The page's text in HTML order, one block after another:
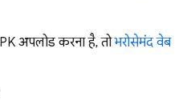
अपलोड करना है, तोभरोसेमंद वेब